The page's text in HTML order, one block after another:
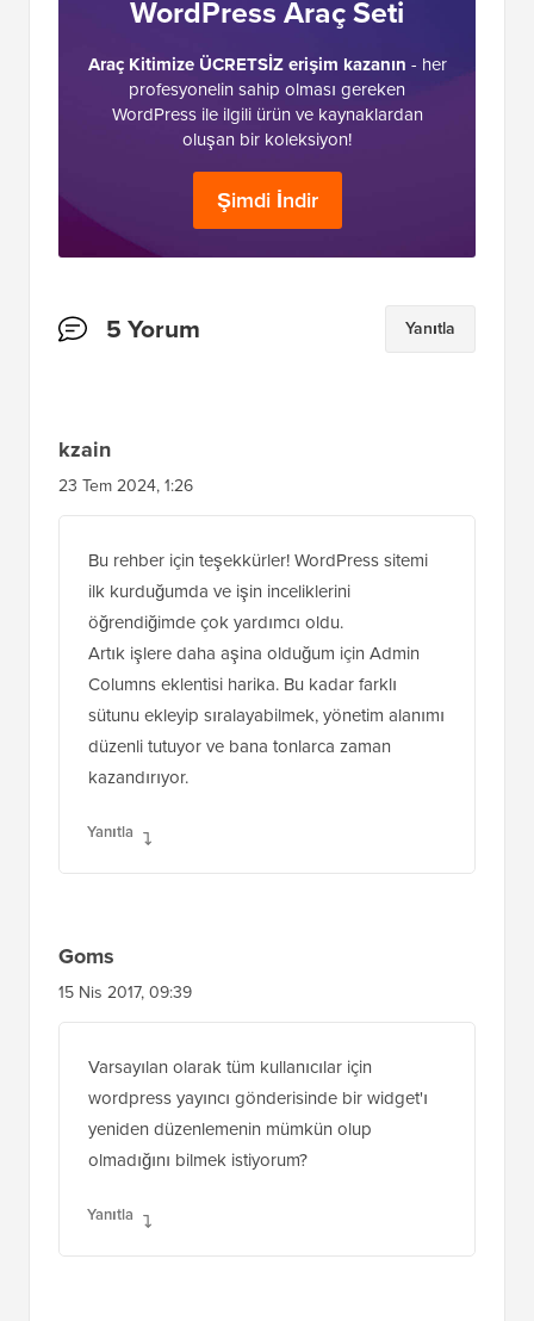
WordPress Araç Seti
Araç Kitimize ÜCRETSİZ erişim kazanın - her
profesyonelin sahip olması gereken
WordPress ile ilgili ürün ve kaynaklardan
oluşan bir koleksiyon!
Şimdi İndir
Okuyucu
5 Yorum Yanıtla
kzain
23 Tem 2024, 1:26
Bu rehber için teşekkürler! WordPress sitemi
ilk kurduğumda ve işin inceliklerini
öğrendiğimde çok yardımcı oldu.
Artık işlere daha aşina olduğum için Admin
Columns eklentisi harika. Bu kadar farklı
sütunu ekleyip sıralayabilmek, yönetim alanımı
düzenli tutuyor ve bana tonlarca zaman
kazandırıyor.
Yanıtla
Goms
15 Nis 2017, 09:39
Varsayılan olarak tüm kullanıcılar için
wordpress yayıncı gönderisinde bir widget'ı
yeniden düzenlemenin mümkün olup
olmadığını bilmek istiyorum?
Yanıtla